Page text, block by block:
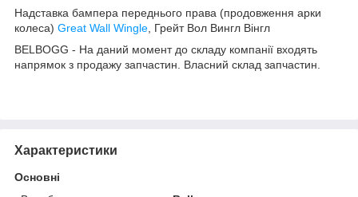
Надставка бампера переднього права (продовження арки
колеса) Great Wall Wingle , Грейт Вол Вингл Вінгл
BELBOGG - На даний момент до складу компанії входять
напрямок з продажу запчастин. Власний склад запчастин.
Характеристики
Основні